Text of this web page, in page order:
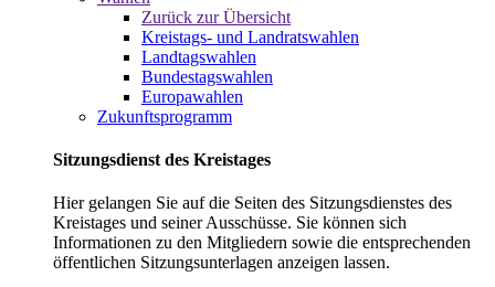
Zurück zur Übersicht
Kreistags- und Landratswahlen
Landtagswahlen
Bundestagswahlen
Europawahlen
Zukunftsprogramm
Sitzungsdienst des Kreistages
Hier gelangen Sie auf die Seiten des Sitzungsdienstes des
Kreistages und seiner Ausschüsse. Sie können sich
Informationen zu den Mitgliedern sowie die entsprechenden
öffentlichen Sitzungsunterlagen anzeigen lassen.